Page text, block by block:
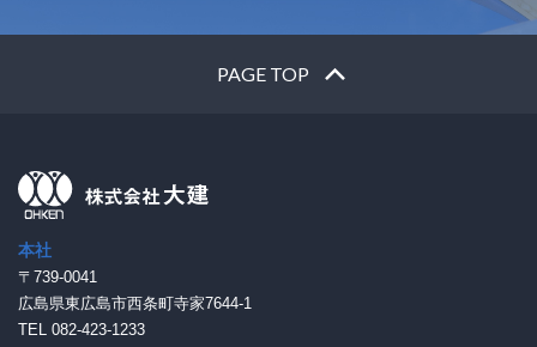
PAGE TOP
本社
〒739-0041
広島県東広島市西条町寺家7644-1
TEL 082-423-1233